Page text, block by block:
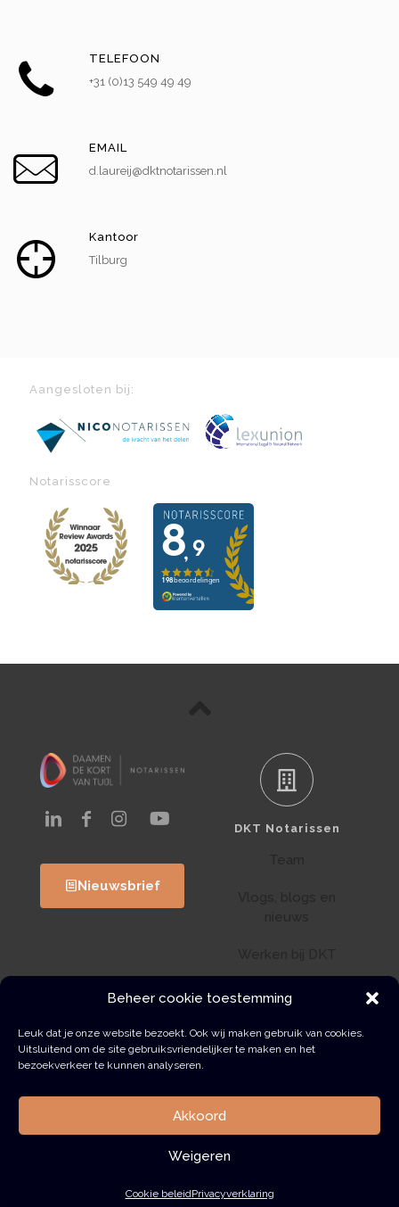
Beheer cookie toestemming
Leuk dat je onze website bezoekt. Ook wij maken gebruik van cookies.
Uitsluitend om de site gebruiksvriendelijker te maken en het
bezoekverkeer te kunnen analyseren.
Akkoord
Weigeren
Cookie beleidPrivacyverklaring
TELEFOON
+31 (0)13 549 49 49
EMAIL
d.laureij@dktnotarissen.nl
Kantoor
Tilburg
Aangesloten bij:
Notarisscore
Nieuwsbrief
DKT Notarissen
Klantenportaal
Wwft
© 2026 DKT Notarissen | Alle rechten voorbehouden
Klachtenregeling